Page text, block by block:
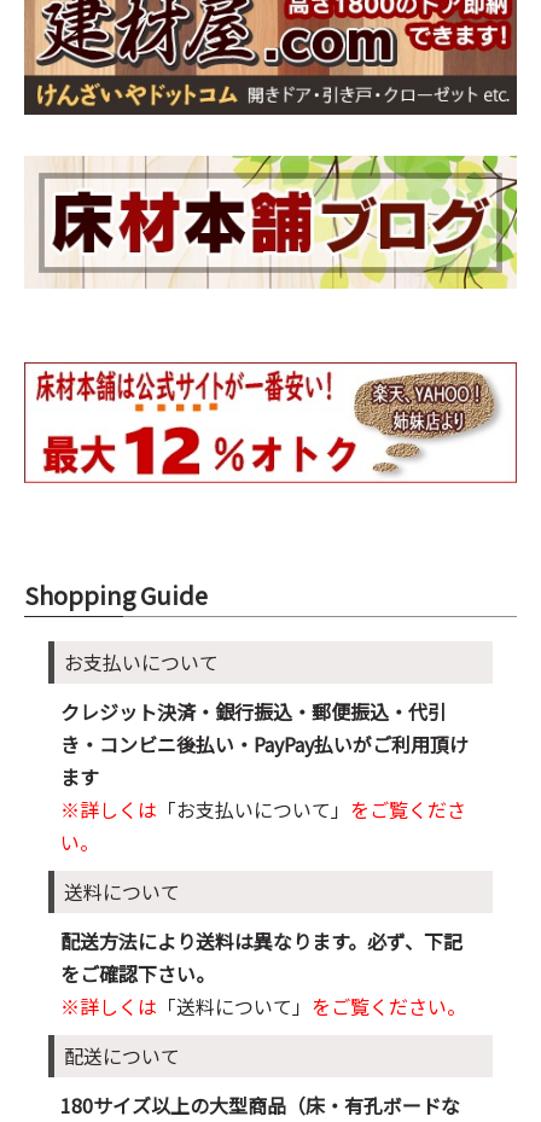
Shopping Guide
お支払いについて
クレジット決済・銀行振込・郵便振込・代引
き・コンビニ後払い・PayPay払いがご利用頂け
ます
※詳しくは 「お支払いについて」 をご覧くださ
い。
送料について
配送方法により送料は異なります。必ず、下記
をご確認下さい。
※詳しくは 「送料について」 をご覧ください。
配送について
180サイズ以上の大型商品（床・有孔ボードな